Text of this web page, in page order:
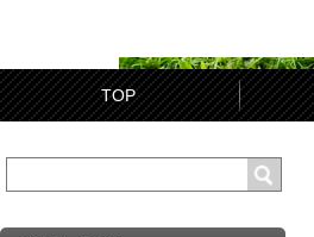
TOP